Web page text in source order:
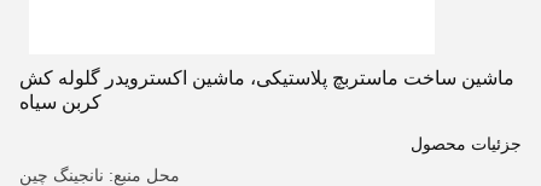
ماشین ساخت ماستربچ پلاستیکی، ماشین اکسترویدر گلوله کش
کربن سیاه
جزئیات محصول
محل منبع: نانجینگ چین